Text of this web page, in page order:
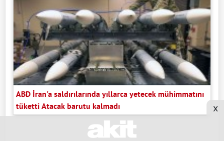
ABD İran'a saldırılarında yıllarca yetecek mühimmatını
tüketti Atacak barutu kalmadı
x